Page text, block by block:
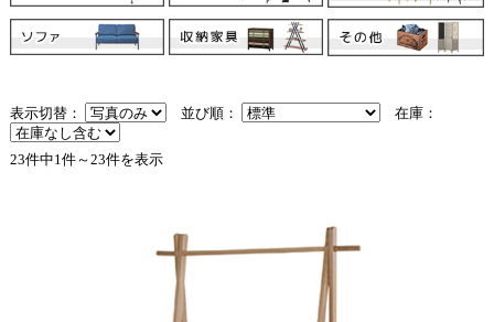
表示切替： 並び順： 在庫：
23件中1件～23件を表示